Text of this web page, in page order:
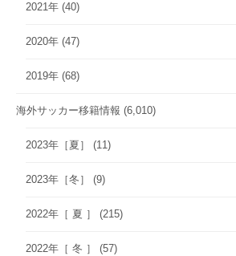
2021年 (40)
2020年 (47)
2019年 (68)
海外サッカー移籍情報 (6,010)
2023年［夏］ (11)
2023年［冬］ (9)
2022年［ 夏 ］ (215)
2022年［ 冬 ］ (57)